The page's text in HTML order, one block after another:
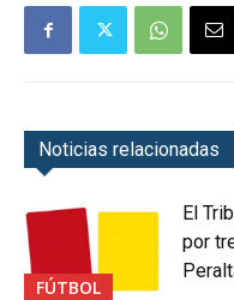
Noticias relacionadas
FÚTBOL
El
por